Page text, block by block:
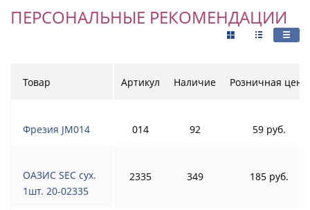
ПЕРСОНАЛЬНЫЕ РЕКОМЕНДАЦИИ
Товар
Фрезия JM014
ОАЗИС SEC сух.
1шт. 20-02335
Артикул Наличие Розничная цена
014 92 59 руб.
2335 349 185 руб.